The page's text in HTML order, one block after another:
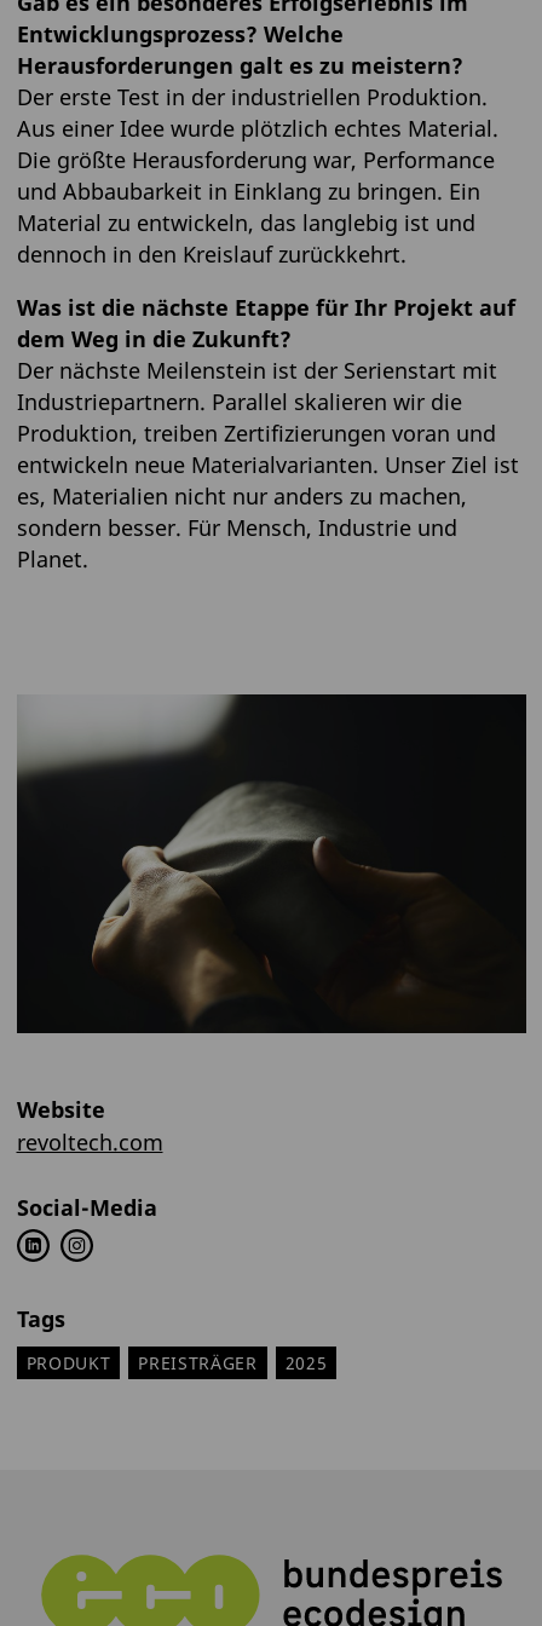
Entwicklungsprozess? Welche
Herausforderungen galt es zu meistern?
Der erste Test in der industriellen Produktion.
Aus einer Idee wurde plötzlich echtes Material.
Die größte Herausforderung war, Performance
und Abbaubarkeit in Einklang zu bringen. Ein
Material zu entwickeln, das langlebig ist und
dennoch in den Kreislauf zurückkehrt.
Was ist die nächste Etappe für Ihr Projekt auf
dem Weg in die Zukunft?
Der nächste Meilenstein ist der Serienstart mit
Industriepartnern. Parallel skalieren wir die
Produktion, treiben Zertifizierungen voran und
entwickeln neue Materialvarianten. Unser Ziel ist
es, Materialien nicht nur anders zu machen,
sondern besser. Für Mensch, Industrie und
Planet.
Website
revoltech.com
Social-Media
Tags
PRODUKT PREISTRÄGER 2025